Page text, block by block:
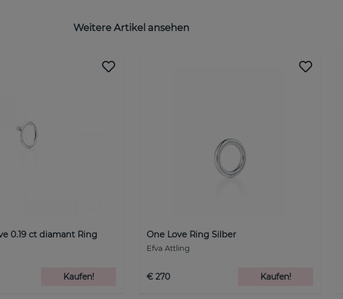
Weitere Artikel ansehen
0.19 ct diamant Ring
Kaufen!
One Love Ring Silber
Efva Attling
€ 270 Kaufen!